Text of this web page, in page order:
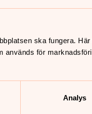
ska fungera.
för
Analys